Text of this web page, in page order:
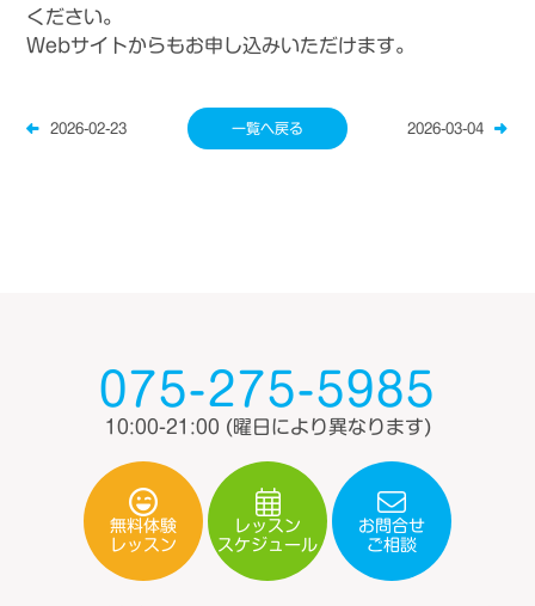
ください。
Webサイトからもお申し込みいただけます。
2026-02-23 一覧へ戻る 2026-03-04
075-275-5985
10:00-21:00 (曜日により異なります)
無料体験
レッスン
レッスン
スケジュール
お問合せ
ご相談